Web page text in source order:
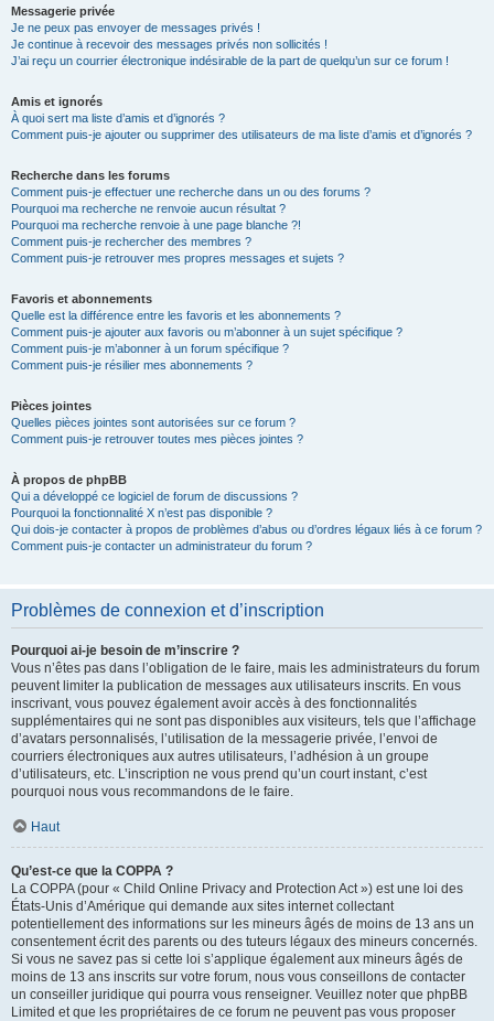
Messagerie privée
Je ne peux pas envoyer de messages privés !
Je continue à recevoir des messages privés non sollicités !
J’ai reçu un courrier électronique indésirable de la part de quelqu’un sur ce forum !
Amis et ignorés
À quoi sert ma liste d’amis et d’ignorés ?
Comment puis-je ajouter ou supprimer des utilisateurs de ma liste d’amis et d’ignorés ?
Recherche dans les forums
Comment puis-je effectuer une recherche dans un ou des forums ?
Pourquoi ma recherche ne renvoie aucun résultat ?
Pourquoi ma recherche renvoie à une page blanche ?!
Comment puis-je rechercher des membres ?
Comment puis-je retrouver mes propres messages et sujets ?
Favoris et abonnements
Quelle est la différence entre les favoris et les abonnements ?
Comment puis-je ajouter aux favoris ou m’abonner à un sujet spécifique ?
Comment puis-je m’abonner à un forum spécifique ?
Comment puis-je résilier mes abonnements ?
Pièces jointes
Quelles pièces jointes sont autorisées sur ce forum ?
Comment puis-je retrouver toutes mes pièces jointes ?
À propos de phpBB
Qui a développé ce logiciel de forum de discussions ?
Pourquoi la fonctionnalité X n’est pas disponible ?
Qui dois-je contacter à propos de problèmes d’abus ou d’ordres légaux liés à ce forum ?
Comment puis-je contacter un administrateur du forum ?
Problèmes de connexion et d’inscription
Pourquoi ai-je besoin de m’inscrire ?
Vous n’êtes pas dans l’obligation de le faire, mais les administrateurs du forum
peuvent limiter la publication de messages aux utilisateurs inscrits. En vous
inscrivant, vous pouvez également avoir accès à des fonctionnalités
supplémentaires qui ne sont pas disponibles aux visiteurs, tels que l’affichage
d’avatars personnalisés, l’utilisation de la messagerie privée, l’envoi de
courriers électroniques aux autres utilisateurs, l’adhésion à un groupe
d’utilisateurs, etc. L’inscription ne vous prend qu’un court instant, c’est
pourquoi nous vous recommandons de le faire.
Haut
Qu’est-ce que la COPPA ?
La COPPA (pour « Child Online Privacy and Protection Act ») est une loi des
États-Unis d’Amérique qui demande aux sites internet collectant
potentiellement des informations sur les mineurs âgés de moins de 13 ans un
consentement écrit des parents ou des tuteurs légaux des mineurs concernés.
Si vous ne savez pas si cette loi s’applique également aux mineurs âgés de
moins de 13 ans inscrits sur votre forum, nous vous conseillons de contacter
un conseiller juridique qui pourra vous renseigner. Veuillez noter que phpBB
Limited et que les propriétaires de ce forum ne peuvent pas vous proposer